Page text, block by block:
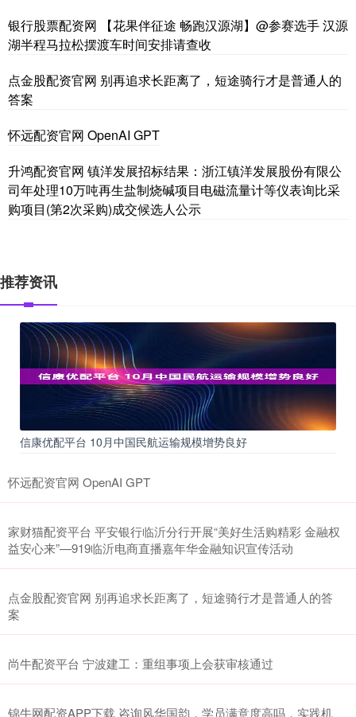
银行股票配资网 【花果伴征途 畅跑汉源湖】@参赛选手 汉源
湖半程马拉松摆渡车时间安排请查收
点金股配资官网 别再追求长距离了，短途骑行才是普通人的
答案
怀远配资官网 OpenAI GPT
升鸿配资官网 镇洋发展招标结果：浙江镇洋发展股份有限公
司年处理10万吨再生盐制烧碱项目电磁流量计等仪表询比采
购项目(第2次采购)成交候选人公示
推荐资讯
信康优配平台 10月中国民航运输规模增势良好
怀远配资官网 OpenAI GPT
家财猫配资平台 平安银行临沂分行开展“美好生活购精彩 金融权
益安心来”—919临沂电商直播嘉年华金融知识宣传活动
点金股配资官网 别再追求长距离了，短途骑行才是普通人的答
案
尚牛配资平台 宁波建工：重组事项上会获审核通过
锦牛网配资APP下载 咨询风华国韵，学员满意度高吗，实践机